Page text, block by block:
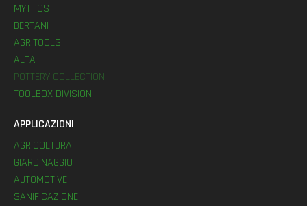
MYTHOS
BERTANI
AGRITOOLS
ALTA
POTTERY COLLECTION
TOOLBOX DIVISION
APPLICAZIONI
AGRICOLTURA
GIARDINAGGIO
AUTOMOTIVE
SANIFICAZIONE